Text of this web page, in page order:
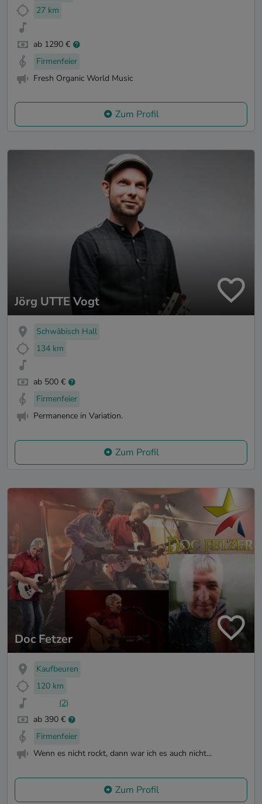
27 km
ab 1290 €
Firmenfeier
Fresh Organic World Music
Zum Profil
Jörg UTTE Vogt
Schwäbisch Hall
134 km
ab 500 €
Firmenfeier
Permanence in Variation.
Zum Profil
Doc Fetzer
Kaufbeuren
120 km
(2)
ab 390 €
Firmenfeier
Wenn es nicht rockt, dann war ich es auch nicht...
Zum Profil